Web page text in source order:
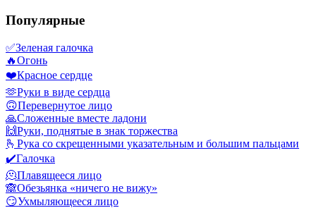
Популярные
✅Зеленая галочка
🔥Огонь
❤️Красное сердце
🫶Руки в виде сердца
🙃Перевернутое лицо
🙏Сложенные вместе ладони
🙌Руки, поднятые в знак торжества
🫰 Рука со скрещенными указательным и большим пальцами
✔️Галочка
🫠Плавящееся лицо
🙈Обезьянка «ничего не вижу»
😏Ухмыляющееся лицо